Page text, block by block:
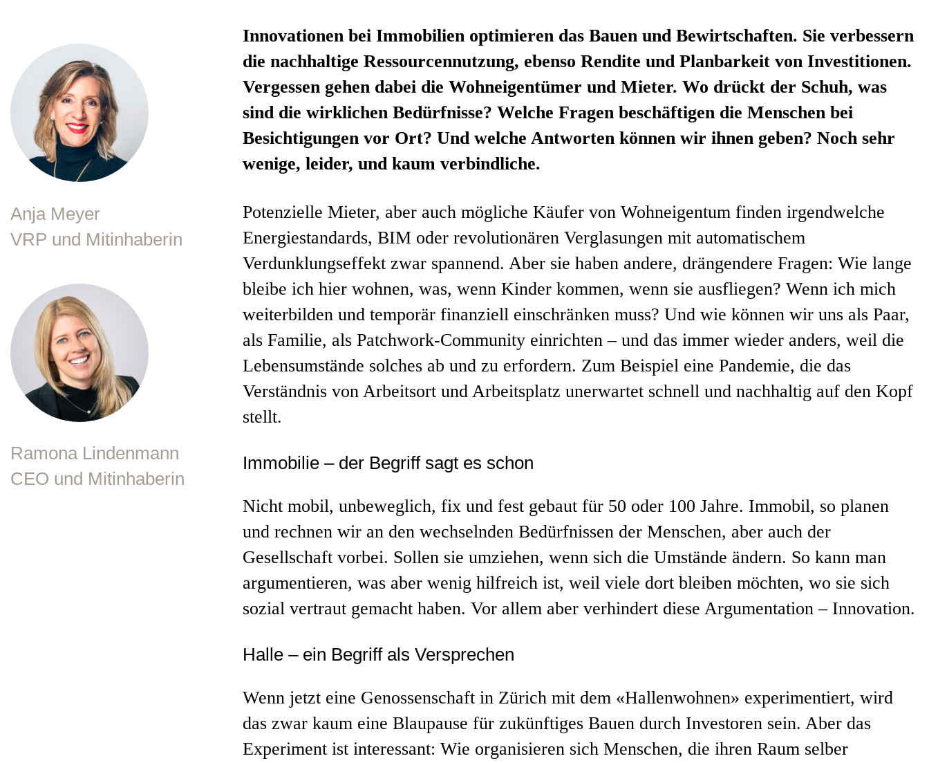
Anja Meyer
VRP und Mitinhaberin
Ramona Lindenmann
CEO und Mitinhaberin
Innovationen bei Immobilien optimieren das Bauen und Bewirtschaften. Sie verbessern
die nachhaltige Ressourcennutzung, ebenso Rendite und Planbarkeit von Investitionen.
Vergessen gehen dabei die Wohneigentümer und Mieter. Wo drückt der Schuh, was
sind die wirklichen Bedürfnisse? Welche Fragen beschäftigen die Menschen bei
Besichtigungen vor Ort? Und welche Antworten können wir ihnen geben? Noch sehr
wenige, leider, und kaum verbindliche.
Potenzielle Mieter, aber auch mögliche Käufer von Wohneigentum finden irgendwelche
Energiestandards, BIM oder revolutionären Verglasungen mit automatischem
Verdunklungseffekt zwar spannend. Aber sie haben andere, drängendere Fragen: Wie lange
bleibe ich hier wohnen, was, wenn Kinder kommen, wenn sie ausfliegen? Wenn ich mich
weiterbilden und temporär finanziell einschränken muss? Und wie können wir uns als Paar,
als Familie, als Patchwork-Community einrichten – und das immer wieder anders, weil die
Lebensumstände solches ab und zu erfordern. Zum Beispiel eine Pandemie, die das
Verständnis von Arbeitsort und Arbeitsplatz unerwartet schnell und nachhaltig auf den Kopf
stellt.
Immobilie – der Begriff sagt es schon
Nicht mobil, unbeweglich, fix und fest gebaut für 50 oder 100 Jahre. Immobil, so planen
und rechnen wir an den wechselnden Bedürfnissen der Menschen, aber auch der
Gesellschaft vorbei. Sollen sie umziehen, wenn sich die Umstände ändern. So kann man
argumentieren, was aber wenig hilfreich ist, weil viele dort bleiben möchten, wo sie sich
sozial vertraut gemacht haben. Vor allem aber verhindert diese Argumentation – Innovation.
Halle – ein Begriff als Versprechen
Wenn jetzt eine Genossenschaft in Zürich mit dem «Hallenwohnen» experimentiert, wird
das zwar kaum eine Blaupause für zukünftiges Bauen durch Investoren sein. Aber das
Experiment ist interessant: Wie organisieren sich Menschen, die ihren Raum selber